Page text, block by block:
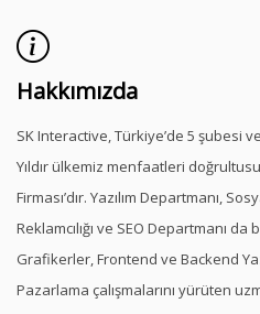
Hakkımızda
SK Interactive, Türkiye’de 5 şubesi
Yıldır ülkemiz menfaatleri
Firması’dır. Yazılım Departmanı,
Reklamcılığı ve SEO Departmanı
Grafikerler, Frontend ve Backend
Pazarlama çalışmalarını yürüten